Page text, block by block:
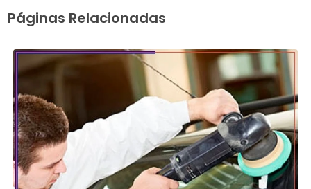
Páginas Relacionadas